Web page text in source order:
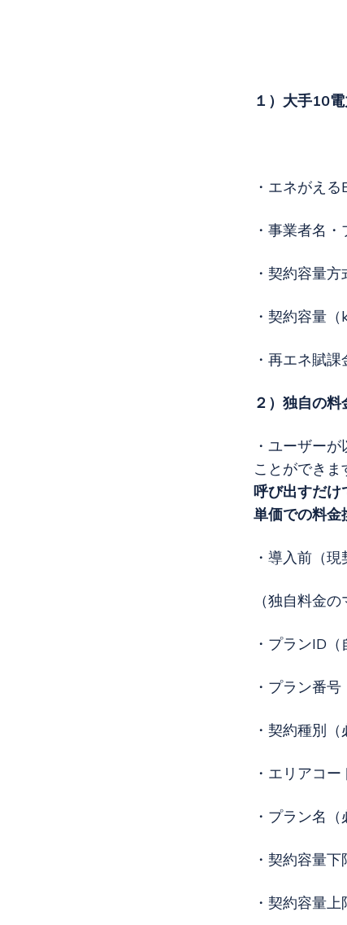
１）大手10
・エネがえ
・事業者名
・契約容量
・契約容量
・再エネ賦
２）独自の
・ユーザー
ことができま
呼び出すだけ
単価での料金
・導入前（
（独自料金の
・プランID（
・プラン番号
・契約種別
・エリアコ
・プラン名（
・契約容量下
・契約容量上